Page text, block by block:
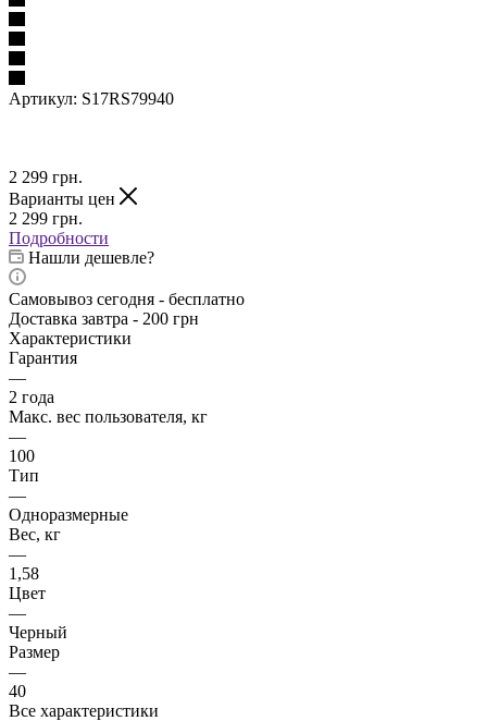
Артикул: S17RS79940
2 299 грн.
Варианты цен
2 299 грн.
Подробности
Нашли дешевле?
Самовывоз сегодня - бесплатно
Доставка завтра - 200 грн
Характеристики
Гарантия
—
2 года
Макс. вес пользователя, кг
—
100
Тип
—
Одноразмерные
Вес, кг
—
1,58
Цвет
—
Черный
Размер
—
40
Все характеристики